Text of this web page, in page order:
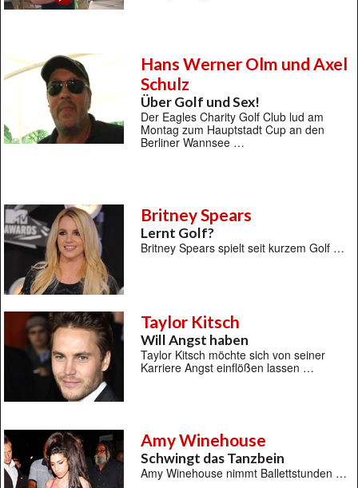
Hans Werner Olm und Axel
Schulz
Über Golf und Sex!
Der Eagles Charity Golf Club lud am
Montag zum Hauptstadt Cup an den
Berliner Wannsee …
Britney Spears
Lernt Golf?
Britney Spears spielt seit kurzem Golf …
Taylor Kitsch
Will Angst haben
Taylor Kitsch möchte sich von seiner
Karriere Angst einflößen lassen …
Amy Winehouse
Schwingt das Tanzbein
Amy Winehouse nimmt Ballettstunden …